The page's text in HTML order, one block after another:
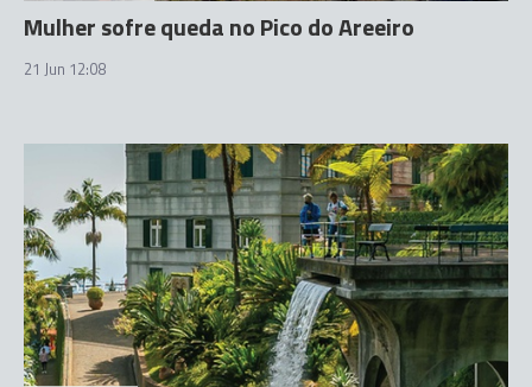
Mulher sofre queda no Pico do Areeiro
21 Jun 12:08